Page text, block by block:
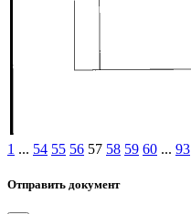
1 ... 54 55 56 57 58 59 60 ... 93
Отправить документ